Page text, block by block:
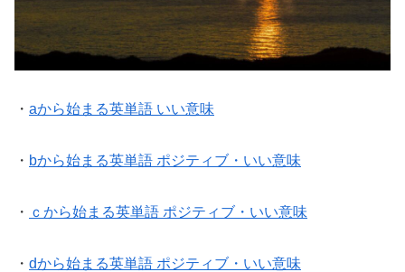
・ aから始まる英単語 いい意味
・ bから始まる英単語 ポジティブ・いい意味
・ ｃから始まる英単語 ポジティブ・いい意味
・ dから始まる英単語 ポジティブ・いい意味